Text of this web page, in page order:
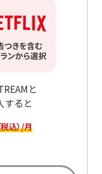
と
ると
税込）/月